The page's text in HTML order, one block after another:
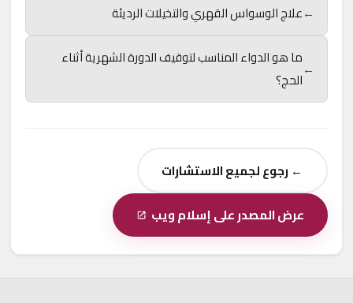
←علاج الوسواس القهري والتخيلات الرديئة
←ما هو الدواء المناسب لتوقيف الدورة الشهرية أثناء
الحج؟
← رجوع لجميع الاستشارات
عرض المصدر على إسلام ويب